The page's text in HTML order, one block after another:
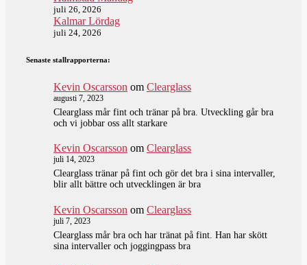
juli 26, 2026
Kalmar Lördag
juli 24, 2026
Senaste stallrapporterna:
Kevin Oscarsson om Clearglass
augusti 7, 2023
Clearglass mår fint och tränar på bra. Utveckling går bra
och vi jobbar oss allt starkare
Kevin Oscarsson om Clearglass
juli 14, 2023
Clearglass tränar på fint och gör det bra i sina intervaller,
blir allt bättre och utvecklingen är bra
Kevin Oscarsson om Clearglass
juli 7, 2023
Clearglass mår bra och har tränat på fint. Han har skött
sina intervaller och joggingpass bra